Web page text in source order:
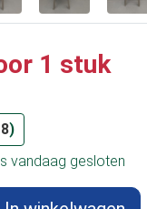
1 stuk
)
vandaag gesloten